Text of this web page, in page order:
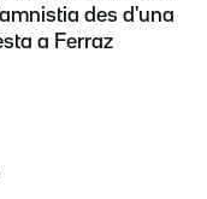
des d'una
a Ferraz